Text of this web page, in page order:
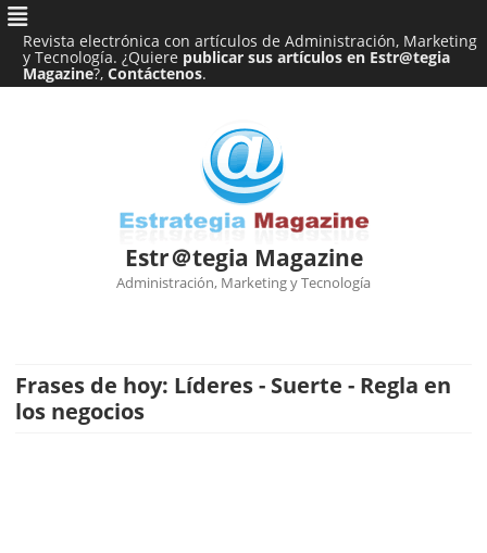
Revista electrónica con artículos de Administración, Marketing
y Tecnología. ¿Quiere publicar sus artículos en Estr@tegia
Magazine?, Contáctenos.
Estr＠tegia Magazine
Administración, Marketing y Tecnología
contenido
Frases de hoy: Líderes - Suerte - Regla en
los negocios